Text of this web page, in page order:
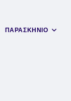
ΠΑΡΑΣΚΗΝΙΟ